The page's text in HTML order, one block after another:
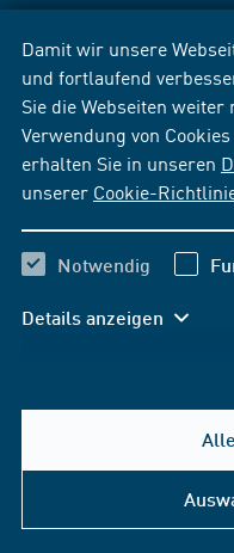
Damit wir unsere
und fortlaufend
Sie die Webseiten
Verwendung von
erhalten Sie in unseren
unserer Cookie-
Notwendig
Details anzeigen